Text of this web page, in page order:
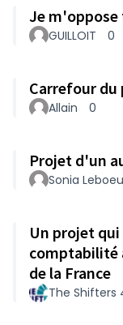
Je
GUILLOIT 0
Carrefour du
Allain 0
Projet d'un
Sonia
Un projet
comptabilité
de la France
The Shifters